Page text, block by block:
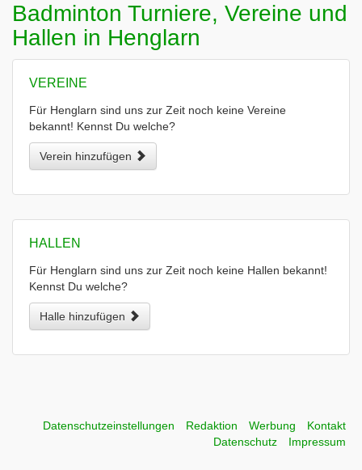
Badminton Turniere, Vereine und
Hallen in Henglarn
VEREINE
Für Henglarn sind uns zur Zeit noch keine Vereine
bekannt! Kennst Du welche?
Verein hinzufügen
HALLEN
Für Henglarn sind uns zur Zeit noch keine Hallen bekannt!
Kennst Du welche?
Halle hinzufügen
Datenschutzeinstellungen Redaktion Werbung
Kontakt
Datenschutz
Impressum